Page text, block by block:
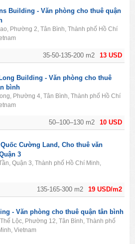
13 USD
35-50-135-200 m2
Building - Văn phòng cho thuê quận
Phường 2, Tân Bình, Thành phố Hồ Chí
10 USD
50–100–130 m2
Building - Văn phòng cho thuê
bình
Phường 4, Tân Bình, Thành phố Hồ Chí
19 USD/m2
135-165-300 m2
Cường Land, Cho thuê văn
3
Quận 3, Thành phố Hồ Chí Minh,
- Văn phòng cho thuê quận tân bình
Lộc, Phường 12, Tân Bình, Thành phố
Vietnam